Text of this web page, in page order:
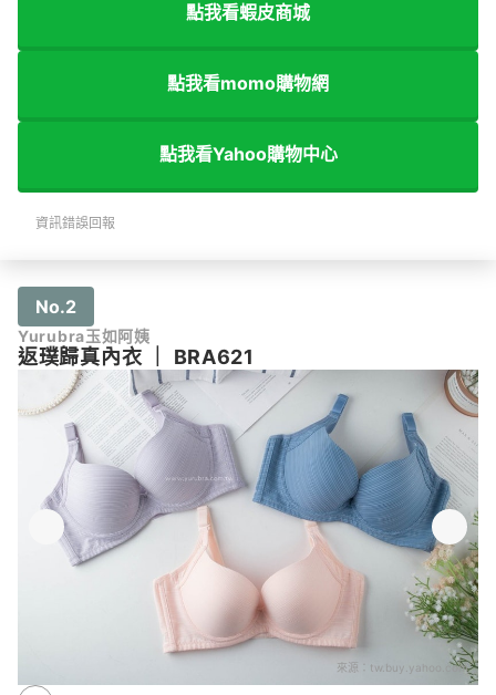
點我看蝦皮商城
點我看momo購物網
點我看Yahoo購物中心
資訊錯誤回報
No.2
Yurubra玉如阿姨
返璞歸真內衣 BRA621
來源： tw.buy.yahoo.com